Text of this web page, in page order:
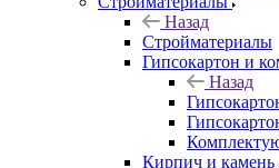
Назад
Стройматериалы
Гипсокартон и
Назад
Кирпич и камень